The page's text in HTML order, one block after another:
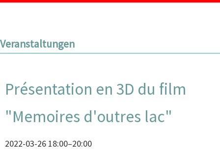
Veranstaltungen
Présentation en 3D du film
"Memoires d'outres lac"
2022-03-26 18:00–20:00